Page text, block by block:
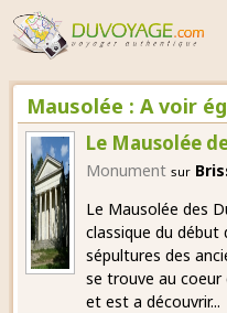
Mausolée : A voir
Le Mausolée
Monument sur
Le Mausolée des
classique du début
sépultures des
se trouve au coeur
et est a découvrir...